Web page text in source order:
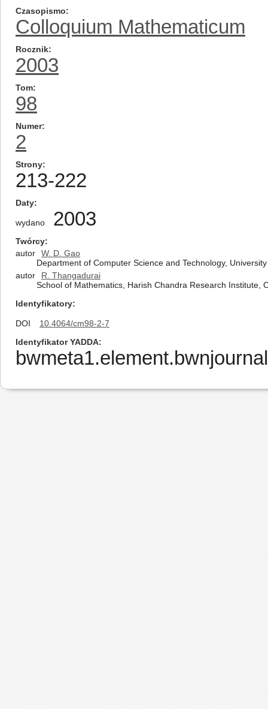
Czasopismo
Colloquium Mathematicum
Rocznik
2003
Tom
98
Numer
2
Strony
213-222
Daty
wydano 2003
Twórcy
autor
W. D. Gao
Department of Computer Science and Technology,
autor
R. Thangadurai
School of Mathematics, Harish Chandra Research Institute,
Identyfikatory
DOI
10.4064/cm98-2-7
Identyfikator YADDA